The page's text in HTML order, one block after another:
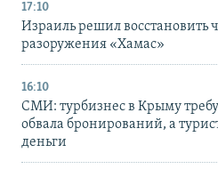
17:10
Израиль решил восстановить
разоружения «Хамас»
16:10
СМИ: турбизнес в Крыму
обвала бронирований, а
деньги